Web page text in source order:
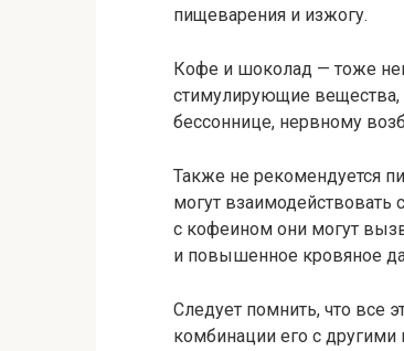
пищеварения и изжогу.
Кофе и шоколад — тоже
стимулирующие вещества,
бессоннице, нервному
Также не рекомендуется
могут взаимодействовать
с кофеином они могут
и повышенное кровяное
Следует помнить, что все
комбинации его с другими